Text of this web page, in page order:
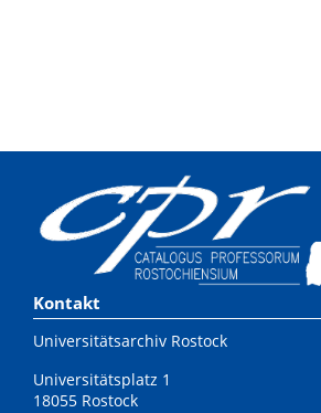
Kontakt
Universitätsarchiv Rostock
Universitätsplatz 1
18055 Rostock